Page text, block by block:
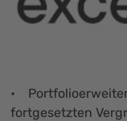
•
fortgesetzten